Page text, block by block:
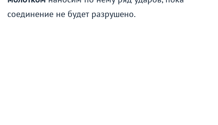
соединение не будет разрушено.